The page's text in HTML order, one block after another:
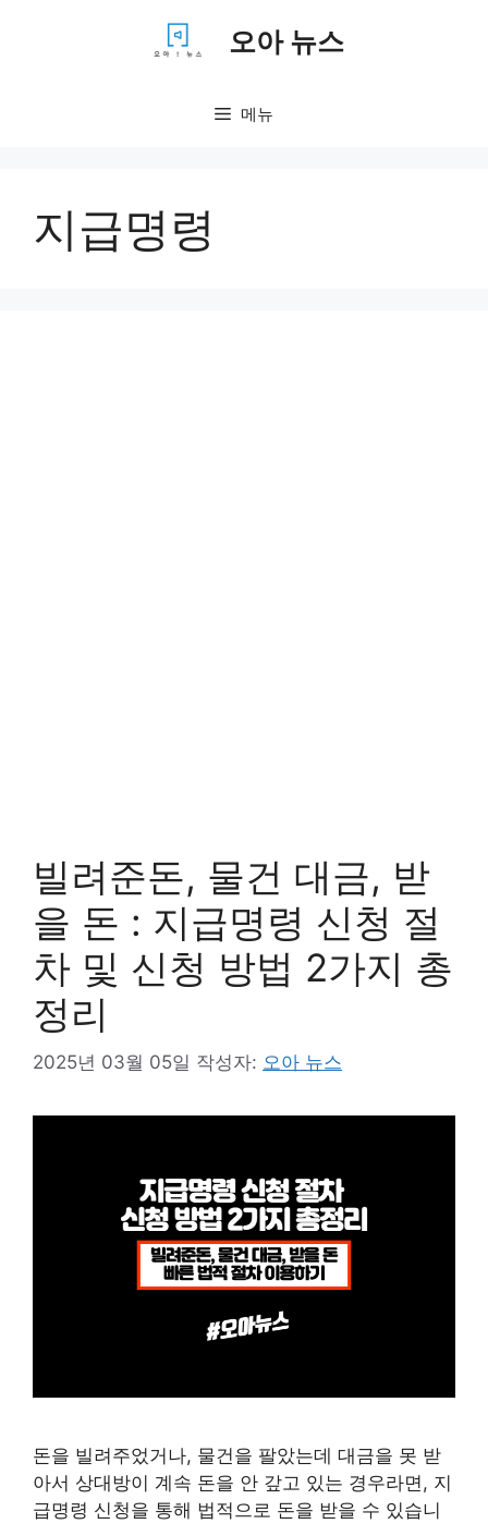
오아 뉴스
메뉴
지급명령
빌려준돈, 물건 대금, 받
을 돈 : 지급명령 신청 절
차 및 신청 방법 2가지 총
정리
2025년 03월 05일 작성자: 오아 뉴스
돈을 빌려주었거나, 물건을 팔았는데 대금을 못 받
아서 상대방이 계속 돈을 안 갚고 있는 경우라면, 지
급명령 신청을 통해 법적으로 돈을 받을 수 있습니